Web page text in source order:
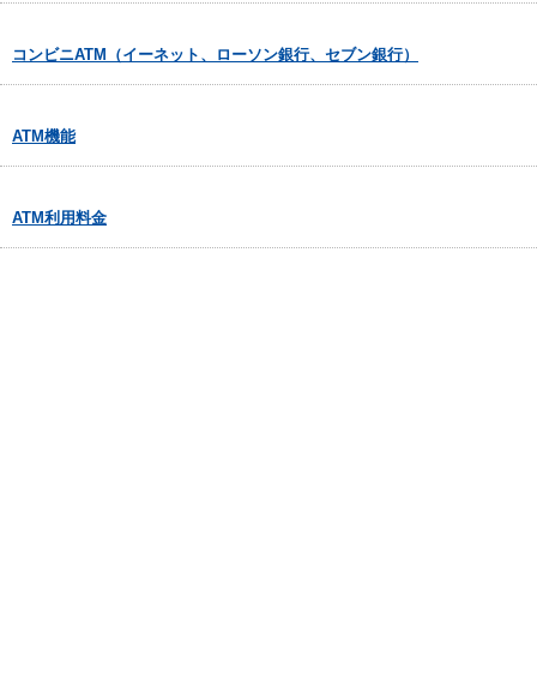
コンビニATM（イーネット、ローソン銀行、セブン銀行）
ATM機能
ATM利用料金